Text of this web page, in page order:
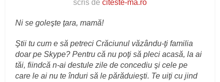
scris de citeste-ma.ro
Ni se goleşte ţara, mamă!
Ştii tu cum e să petreci Crăciunul văzându-ţi familia
doar pe Skype? Pentru că nu poţi să pleci acasă, la ai
tăi, fiindcă n-ai destule zile de concediu şi cele pe
care le ai nu te înduri să le părăduieşti. Te uiţi cu jind